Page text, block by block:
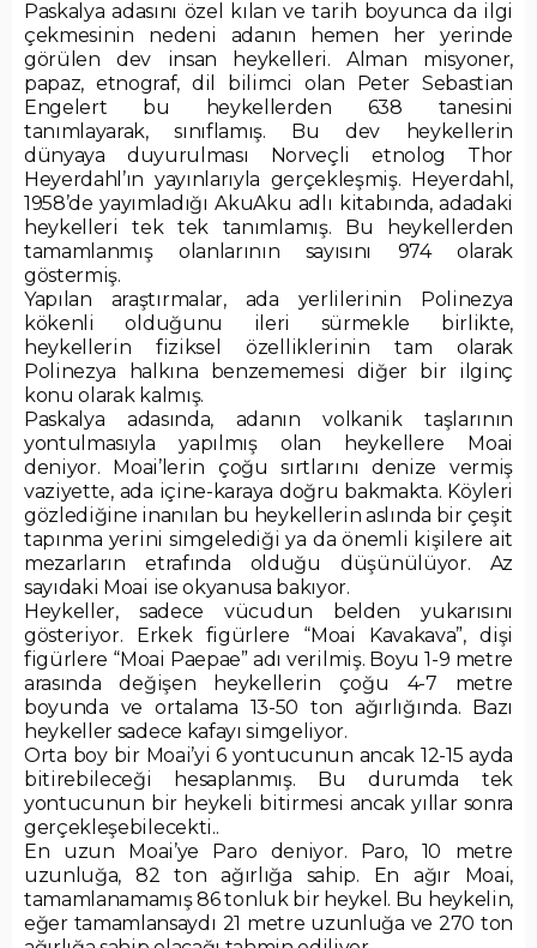
Paskalya adasını özel kılan ve tarih boyunca da ilgi
çekmesinin nedeni adanın hemen her yerinde
görülen dev insan heykelleri. Alman misyoner,
papaz, etnograf, dil bilimci olan Peter Sebastian
Engelert bu heykellerden 638 tanesini
tanımlayarak, sınıflamış. Bu dev heykellerin
dünyaya duyurulması Norveçli etnolog Thor
Heyerdahl’ın yayınlarıyla gerçekleşmiş. Heyerdahl,
1958’de yayımladığı AkuAku adlı kitabında, adadaki
heykelleri tek tek tanımlamış. Bu heykellerden
tamamlanmış olanlarının sayısını 974 olarak
göstermiş.
Yapılan araştırmalar, ada yerlilerinin Polinezya
kökenli olduğunu ileri sürmekle birlikte,
heykellerin fiziksel özelliklerinin tam olarak
Polinezya halkına benzememesi diğer bir ilginç
konu olarak kalmış.
Paskalya adasında, adanın volkanik taşlarının
yontulmasıyla yapılmış olan heykellere Moai
deniyor. Moai’lerin çoğu sırtlarını denize vermiş
vaziyette, ada içine-karaya doğru bakmakta. Köyleri
gözlediğine inanılan bu heykellerin aslında bir çeşit
tapınma yerini simgelediği ya da önemli kişilere ait
mezarların etrafında olduğu düşünülüyor. Az
sayıdaki Moai ise okyanusa bakıyor.
Heykeller, sadece vücudun belden yukarısını
gösteriyor. Erkek figürlere “Moai Kavakava”, dişi
figürlere “Moai Paepae” adı verilmiş. Boyu 1-9 metre
arasında değişen heykellerin çoğu 4-7 metre
boyunda ve ortalama 13-50 ton ağırlığında. Bazı
heykeller sadece kafayı simgeliyor.
Orta boy bir Moai’yi 6 yontucunun ancak 12-15 ayda
bitirebileceği hesaplanmış. Bu durumda tek
yontucunun bir heykeli bitirmesi ancak yıllar sonra
gerçekleşebilecekti..
En uzun Moai’ye Paro deniyor. Paro, 10 metre
uzunluğa, 82 ton ağırlığa sahip. En ağır Moai,
tamamlanamamış 86 tonluk bir heykel. Bu heykelin,
eğer tamamlansaydı 21 metre uzunluğa ve 270 ton